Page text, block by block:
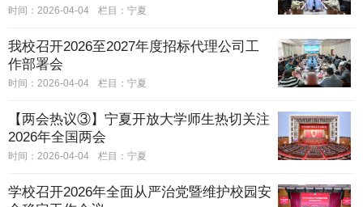
程“EPIP”专项立项评审会
时间：2026-04-04 栏目： 宁夏
我校召开2026至2027年度招标代理公司工
作部署会
时间：2026-04-04 栏目： 宁夏
【两会热议③】宁夏开放大学师生热切关注
2026年全国两会
时间：2026-04-04 栏目： 宁夏
学校召开2026年全面从严治党暨维护校园安